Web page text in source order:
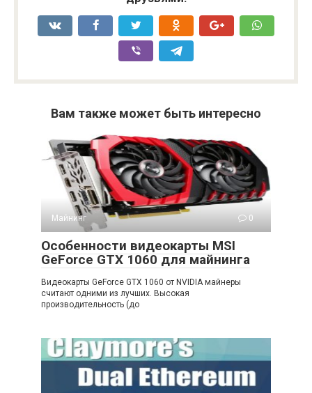
Вам также может быть интересно
Майнинг 0
Особенности видеокарты MSI
GeForce GTX 1060 для майнинга
Видеокарты GeForce GTX 1060 от NVIDIA майнеры
считают одними из лучших. Высокая
производительность (до